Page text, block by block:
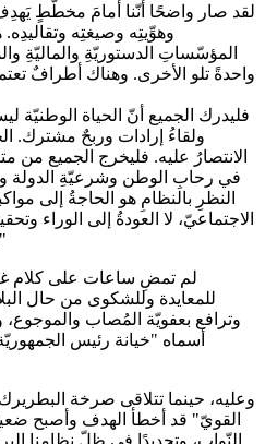
لقد صار واضحًا أنّنا أمامَ مخطّطٍ يَهدِفُ
وهوِّيتِه وصيغتِه
المؤسّساتِ الدستوريّةِ والماليّةِ
واحدةً تلو الأخرى. وهناك أطرافٌ
ولقاءُ إرادات وربحٌ مشترك.
الانتصارُ عليه. فليخرج الجميع من
في رحابِ الوطن وشرعيّةِ الدولة
النظرِ بالنظامِ هو الحاجةُ إلى
الاجتماعيّ، لا العودةُ إلى الوراء
لم تمضِ ساعات على كلام
للمعايدة وللشكوى من حال
وترافع بعفويّة المُصاب والموجوع،
أسماه "خيانة رئيس
وعليه، حينما تتلاقى صرخة
القويّ" قد أخطأ الهدف وأصبح
النّواب، وتحديدًا في ظلّ نظامنا